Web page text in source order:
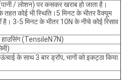
/ लोशन) पर कसकर खराब हो जाता है।
कोई भी स्थिति।5 मिनट के भीतर वैक्यूम
3-5 मिनट के भीतर 10N के नीचे कोई रिसाव
(TensileN7N)
के साथ 3 बार ड्रॉप, भागों को इकट्ठा किया